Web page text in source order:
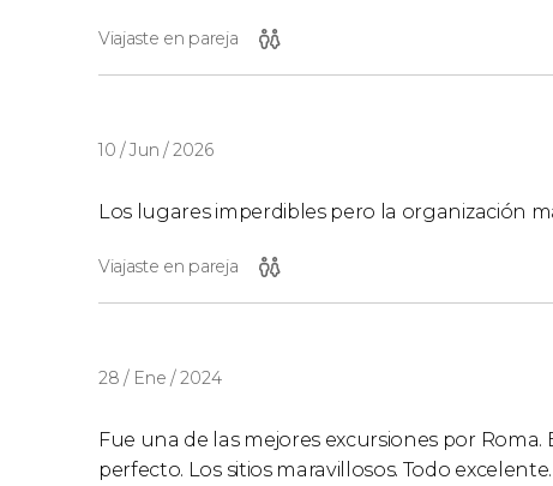
Viajaste en pareja
10 / Jun / 2026
Los lugares imperdibles pero la organización
Viajaste en pareja
28 / Ene / 2024
Fue una de las mejores excursiones por
perfecto. Los sitios maravillosos. Todo